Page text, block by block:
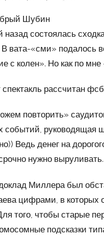
т
Ф
ш
Д
о
н
ц
к
и
й
Шубин
назад состоялась
вата-«сми» подалось
с колен». Но как по
спектакль рассчитан
повторить»
событий, руководящая
Ведь денег на
нужно выруливать.
Миллера был
цифрами, в которых
того, чтобы старые
подсказки